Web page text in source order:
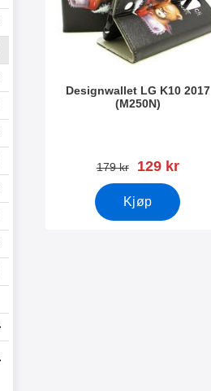
Designwallet LG K10 2017
(M250N)
gammel pris
179 kr ny pris
129 kr
Kjøp